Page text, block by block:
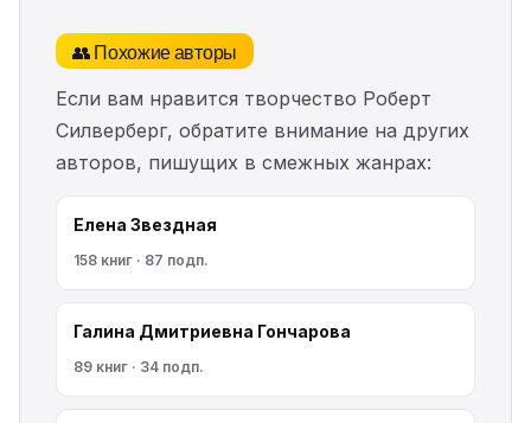
👥 Похожие авторы
Если вам нравится творчество Роберт
Силверберг, обратите внимание на других
авторов, пишущих в смежных жанрах:
Елена Звездная
158 книг · 87 подп.
Галина Дмитриевна Гончарова
89 книг · 34 подп.